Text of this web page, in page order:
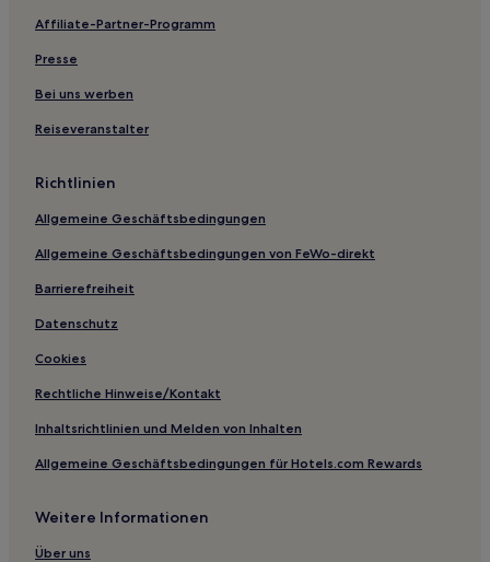
Gemeinde Veenendaal: Hotels
Tienhoven Hotels
Gemeinde De Bilt: Hotels
Soesterkwartier: Hotels
Hotels nahe Holland Casino Utrecht
Diefdijk Hotels
Gemeinde Eemnes: Hotels
Affiliate-Partner-Programm
Presse
Bei uns werben
Reiseveranstalter
Richtlinien
Allgemeine Geschäftsbedingungen
Allgemeine Geschäftsbedingungen von FeWo-direkt
Barrierefreiheit
Datenschutz
Cookies
Rechtliche Hinweise/Kontakt
Inhaltsrichtlinien und Melden von Inhalten
Allgemeine Geschäftsbedingungen für Hotels.com Rewards
Weitere Informationen
Über uns